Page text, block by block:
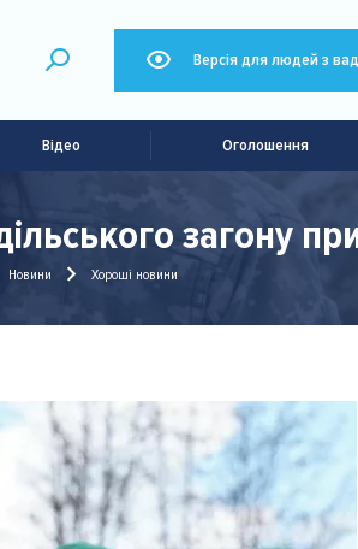
Версія для людей з
Відео Оголошення
загону
Новини Хороші новини